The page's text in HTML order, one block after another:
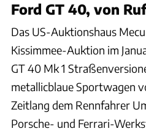
Ford GT 40, von
Das US-Auktionshaus
Kissimmee-Auktion im
GT 40 Mk 1
metallicblaue Sportwagen
Zeitlang dem Rennfahrer
Porsche- und Ferrari-